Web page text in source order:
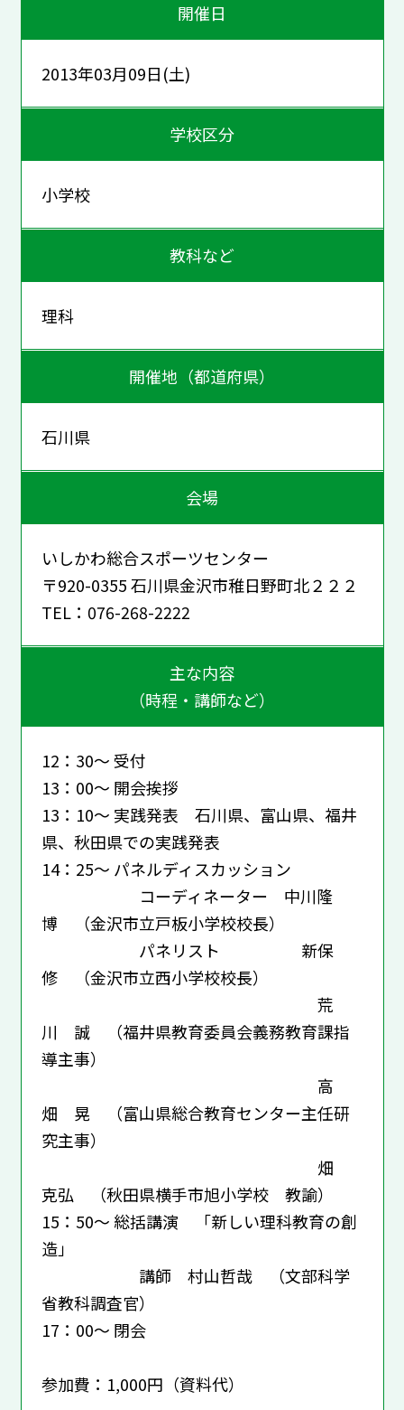
開催日
2013年03月09日(土)
学校区分
小学校
教科など
理科
開催地（都道府県）
石川県
会場
いしかわ総合スポーツセンター
〒920-0355 石川県金沢市稚日野町北２２２
TEL：076-268-2222
主な内容
（時程・講師など）
12：30～ 受付
13：00～ 開会挨拶
13：10～ 実践発表 石川県、富山県、福井
県、秋田県での実践発表
14：25～ パネルディスカッション
コーディネーター 中川隆
博 （金沢市立戸板小学校校長）
パネリスト 新保
修 （金沢市立西小学校校長）
荒
川 誠 （福井県教育委員会義務教育課指
導主事）
高
畑 晃 （富山県総合教育センター主任研
究主事）
畑
克弘 （秋田県横手市旭小学校 教諭）
15：50～ 総括講演 「新しい理科教育の創
造」
講師 村山哲哉 （文部科学
省教科調査官）
17：00～ 閉会
参加費：1,000円（資料代）